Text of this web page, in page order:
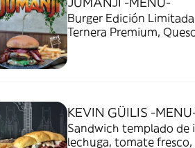
Burger Edición
Ternera Premium,
KEVIN GÜILIS -
Sandwich templado de
lechuga, tomate